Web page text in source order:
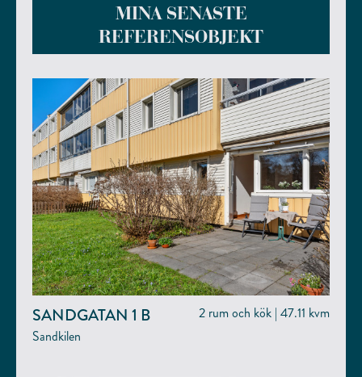
MINA SENASTE
REFERENSOBJEKT
SANDGATAN 1 B
Sandkilen
2 rum och kök | 47.11 kvm